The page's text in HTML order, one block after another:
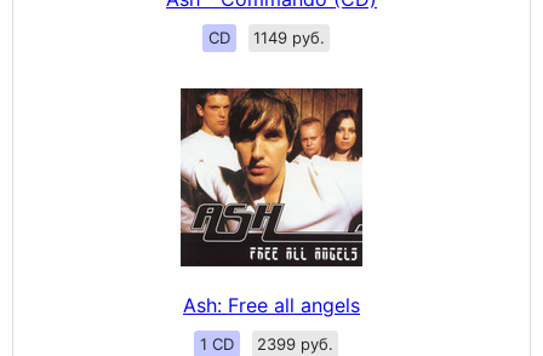
CD 1149 руб.
Ash: Free all angels
1 CD 2399 руб.